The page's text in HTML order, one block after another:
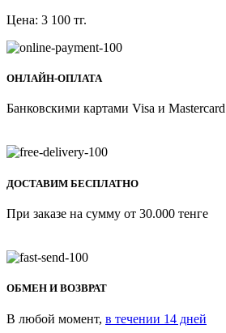
Цена: 3 100 тг.
ОНЛАЙН-ОПЛАТА
Банковскими картами Visa и Mastercard
ДОСТАВИМ БЕСПЛАТНО
При заказе на сумму от 30.000 тенге
ОБМЕН И ВОЗВРАТ
В любой момент, в течении 14 дней